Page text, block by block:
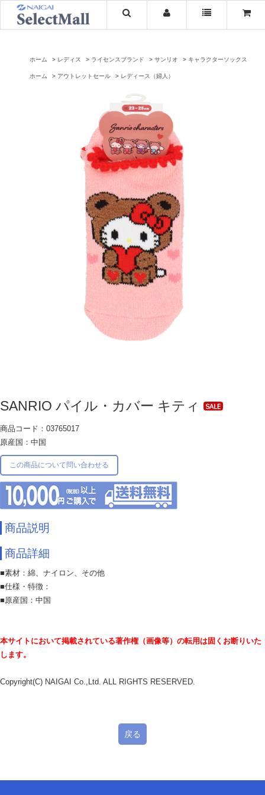
ホーム レディス ライセンスブランド サンリオ キャラクターソックス
ホーム アウトレットセール レディース（婦人）
SANRIO パイル・カバー キティ
商品コード：03765017
原産国：中国
この商品について問い合わせる
商品説明
商品詳細
■素材：綿、ナイロン、その他
■仕様・特徴：
■原産国：中国
本サイトにおいて掲載されている著作権（画像等）の転用は固くお断りいた
します。
Copyright(C) NAIGAI Co.,Ltd. ALL RIGHTS RESERVED.
戻る